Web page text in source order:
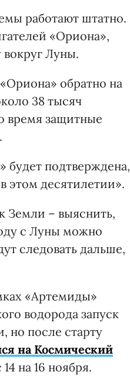
работают штатно.
«Ориона»,
Луны.
обратно на
38 тысяч
время защитные
будет подтверждена,
этом десятилетии».
Земли – выяснить,
с Луны можно
следовать дальше,
«Артемиды»
водорода запуск
но после старту
на Космический
на 16 ноября.